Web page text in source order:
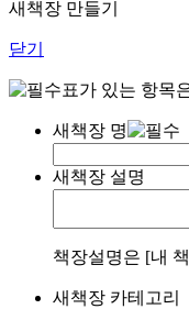
새책장 만들기
닫기
표가 있는 항목
새책장 명
새책장 설명
책장설명은 [내
새책장 카테고리